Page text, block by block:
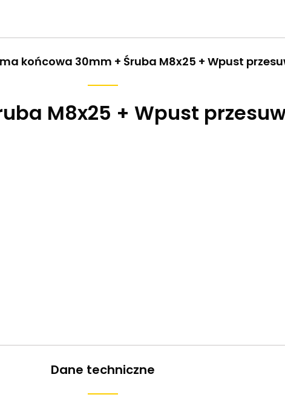
końcowa 30mm + Śruba M8x25 + Wpust
M8x25 + Wpust
Dane techniczne